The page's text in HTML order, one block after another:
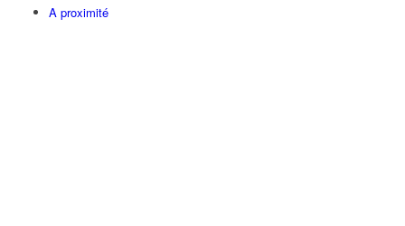
A proximité